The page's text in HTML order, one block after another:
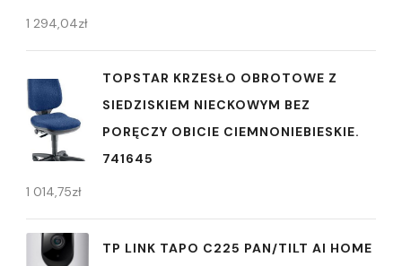
1 294,04zł
TOPSTAR KRZESŁO OBROTOWE Z
SIEDZISKIEM NIECKOWYM BEZ
PORĘCZY OBICIE CIEMNONIEBIESKIE.
741645
1 014,75zł
TP LINK TAPO C225 PAN/TILT AI HOME